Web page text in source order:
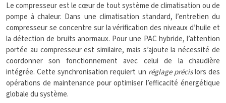
Le compresseur est le cœur de tout système de climatisation ou de
pompe à chaleur. Dans une climatisation standard, l’entretien du
compresseur se concentre sur la vérification des niveaux d’huile et
la détection de bruits anormaux. Pour une PAC hybride, l’attention
portée au compresseur est similaire, mais s’ajoute la nécessité de
coordonner son fonctionnement avec celui de la chaudière
intégrée. Cette synchronisation requiert un réglage précislors des
opérations de maintenance pour optimiser l’efficacité énergétique
globale du système.